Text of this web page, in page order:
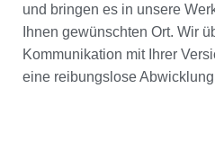
und bringen es in unsere
Ihnen gewünschten Ort. Wir
Kommunikation mit Ihrer
eine reibungslose